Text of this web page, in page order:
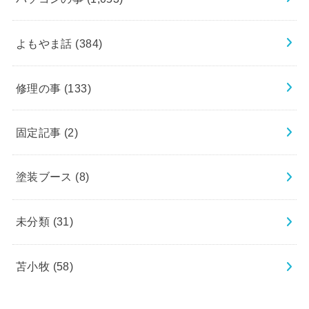
よもやま話 (384)
修理の事 (133)
固定記事 (2)
塗装ブース (8)
未分類 (31)
苫小牧 (58)